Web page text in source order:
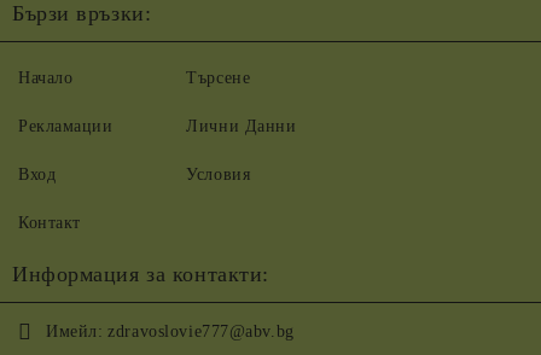
Бързи връзки:
Начало
Рекламации
Вход
Контакт
Търсене
Лични Данни
Условия
Информация за контакти:
Имейл: zdravoslovie777@abv.bg